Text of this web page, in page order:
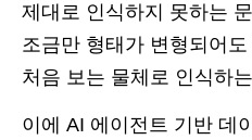
제대로 인식하지 못하는
조금만 형태가 변형되어
처음 보는 물체로 인식하
이에 AI 에이전트 기반 데